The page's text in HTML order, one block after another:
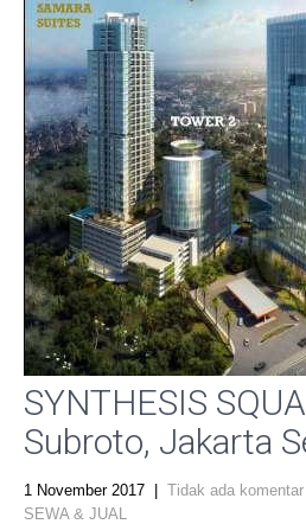
SYNTHESIS
Subroto, Jakarta
1 November 2017 Tidak ada komentar
SEWA & JUAL